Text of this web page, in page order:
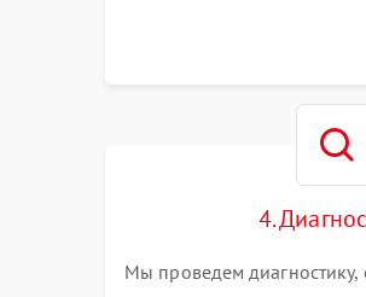
4.
Мы проведем